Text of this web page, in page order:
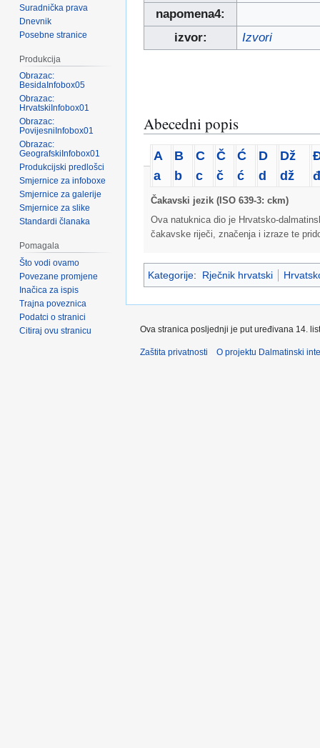
napomena4:
izvor:
Izvori
Abecedni popis
A
a
B
b
C
c
Č
č
Ć
ć
D
d
Dž
dž
đ
Čakavski jezik (ISO 639-3: ckm)
Ova natuknica dio je Hrvatsko-
čakavske riječi, značenja i izraze te
Kategorije: Rječnik hrvatski
Suradnička prava
Dnevnik
Posebne stranice
Produkcija
Obrazac:
BesidaInfobox05
Obrazac:
HrvatskiInfobox01
Obrazac:
PovijesniInfobox01
Obrazac:
GeografskiInfobox01
Produkcijski predlošci
Smjernice za infoboxe
Smjernice za galerije
Smjernice za slike
Standardi članaka
Pomagala
Što vodi ovamo
Povezane promjene
Inačica za ispis
Trajna poveznica
Podatci o stranici
Citiraj ovu stranicu
Ova stranica posljednji je put uređivana 14.
Zaštita privatnosti O projektu Dalmatinski